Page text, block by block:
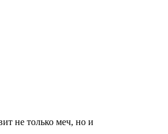
не только меч, но и